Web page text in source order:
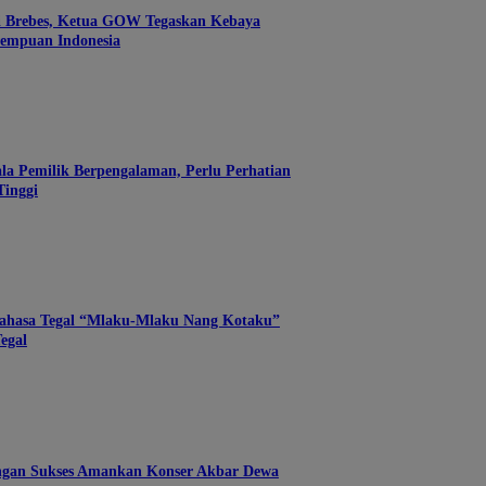
Ketua GOW Tegaskan Kebaya
Indonesia
Pemilik Berpengalaman, Perlu Perhatian
Tegal “Mlaku-Mlaku Nang Kotaku”
Sukses Amankan Konser Akbar Dewa